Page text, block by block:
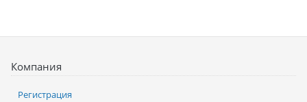
Компания
Регистрация